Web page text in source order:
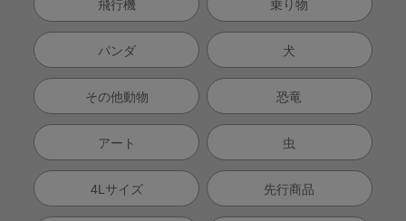
飛行機 乗り物
パンダ 犬
その他動物 恐竜
アート 虫
4Lサイズ 先行商品